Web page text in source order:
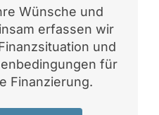
Wünsche und
erfassen wir
und
für
Finanzierung.